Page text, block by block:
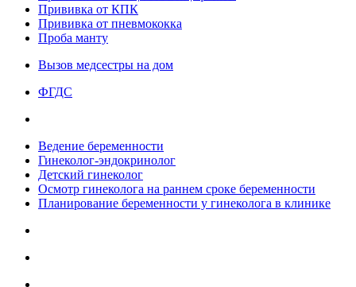
Прививка от КПК
Прививка от пневмококка
Проба манту
Вызов медсестры на дом
ФГДС
Ведение беременности
Гинеколог-эндокринолог
Детский гинеколог
Осмотр гинеколога на раннем сроке беременности
Планирование беременности у гинеколога в клинике